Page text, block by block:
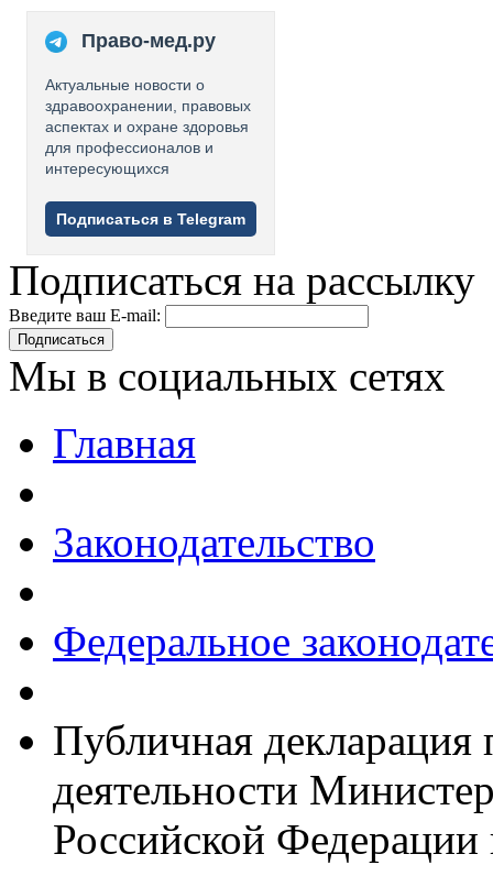
Право-мед.ру
Актуальные новости о
здравоохранении, правовых
аспектах и охране здоровья
для профессионалов и
интересующихся
Подписаться в Telegram
Подписаться на рассылку
Введите ваш E-mail:
Подписаться
Мы в социальных сетях
Главная
Законодательство
Федеральное
Публичная
деятельности
Российской Федерации